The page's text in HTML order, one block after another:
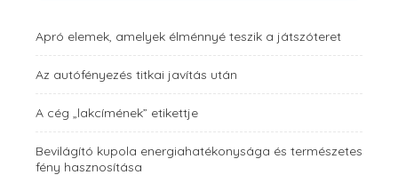
Apró elemek, amelyek élménnyé teszik a játszóteret
Az autófényezés titkai javítás után
A cég „lakcímének” etikettje
Bevilágító kupola energiahatékonysága és természetes
fény hasznosítása